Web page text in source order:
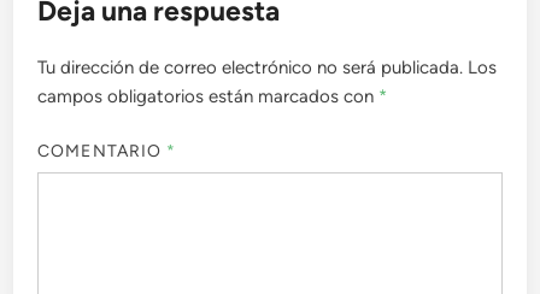
Deja una respuesta
Tu dirección de correo electrónico no será publicada. Los
campos obligatorios están marcados con *
COMENTARIO *